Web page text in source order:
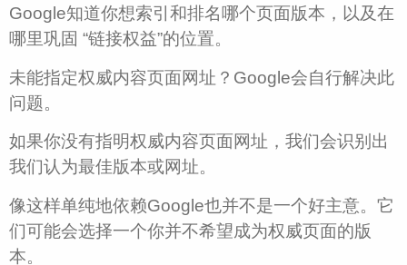
Google知道你想索引和排名哪个页面版本，以及在
哪里巩固 “链接权益”的位置。
未能指定权威内容页面网址？Google会自行解决此
问题。
如果你没有指明权威内容页面网址，我们会识别出
我们认为最佳版本或网址。
像这样单纯地依赖Google也并不是一个好主意。它
们可能会选择一个你并不希望成为权威页面的版
本。